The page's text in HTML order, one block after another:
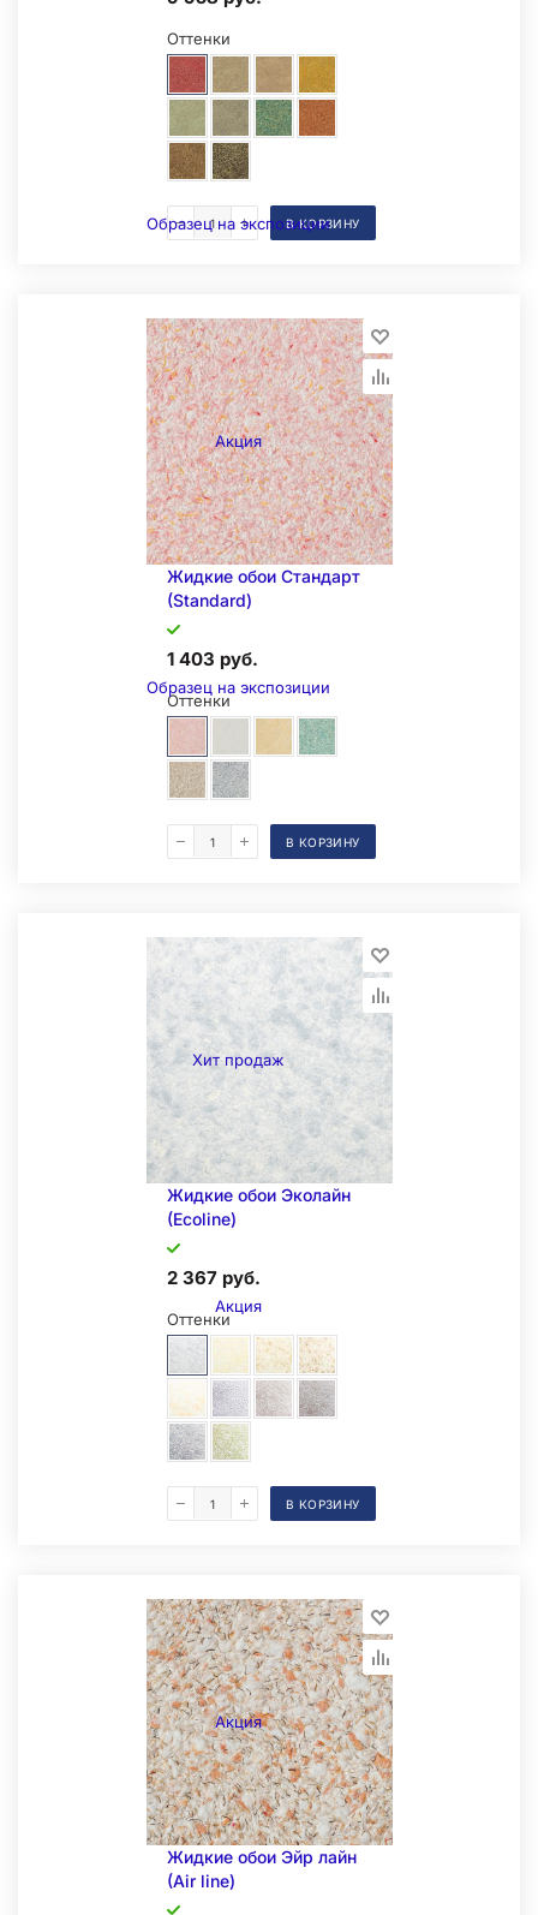
Образец на экспозиции
Оттенки
В КОРЗИНУ
Акция
Образец на экспозиции
Складская позиция
Жидкие обои Стандарт
(Standard)
1 403 руб.
Оттенки
В КОРЗИНУ
Хит продаж
Акция
Складская позиция
Жидкие обои Эколайн
(Ecoline)
2 367 руб.
Оттенки
В КОРЗИНУ
Акция
Жидкие обои Эйр лайн
(Air line)